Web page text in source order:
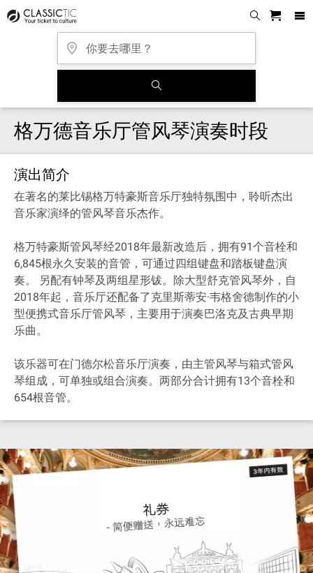
格万德音乐厅管风琴演奏时段
演出简介
在著名的莱比锡格万特豪斯音乐厅独特氛围中，聆听杰出
音乐家演绎的管风琴音乐杰作。
格万特豪斯管风琴经2018年最新改造后，拥有91个音栓和
6,845根永久安装的音管，可通过四组键盘和踏板键盘演
奏。 另配有钟琴及两组星形钹。除大型舒克管风琴外，自
2018年起，音乐厅还配备了克里斯蒂安·韦格舍德制作的小
型便携式音乐厅管风琴，主要用于演奏巴洛克及古典早期
乐曲。
该乐器可在门德尔松音乐厅演奏，由主管风琴与箱式管风
琴组成，可单独或组合演奏。两部分合计拥有13个音栓和
654根音管。